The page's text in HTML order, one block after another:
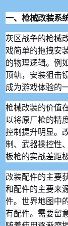
一、枪械改装系
灰区战争的枪械
戏简单的拖拽安
的物理逻辑。例
顶轨，安装狙击
成为游戏体验的
枪械改装的价值
以将原厂枪的精
控制提升明显。
制、武器操控性
板枪的实战差距
改装配件的主要
和配件的主要来
件。世界地图中
有配件。需要留